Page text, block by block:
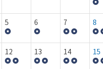
5 6 7 8
12 13 14 15